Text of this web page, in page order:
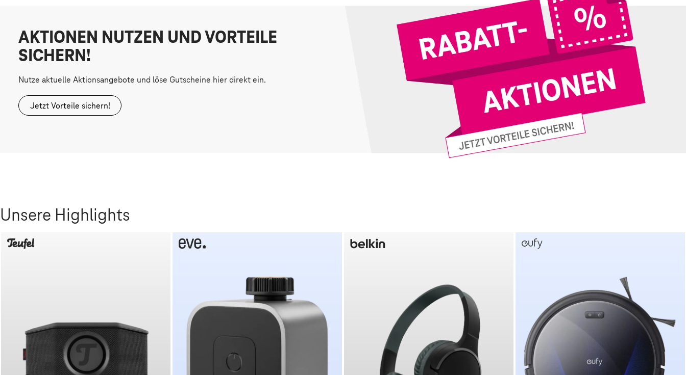
AKTIONEN NUTZEN UND VORTEILE
SICHERN!
Nutze aktuelle Aktionsangebote und löse Gutscheine hier direkt ein.
Jetzt Vorteile sichern!
Unsere Highlights